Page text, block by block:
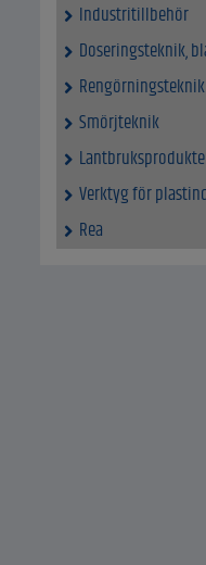
Industritillbehör
Doseringsteknik,
Rengörningsteknik
Smörjteknik
Verktyg för
Rea